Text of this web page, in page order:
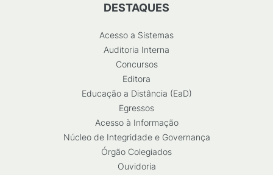
DESTAQUES
Acesso a Sistemas
Auditoria Interna
Concursos
Editora
Educação a Distância (EaD)
Egressos
Acesso à Informação
Núcleo de Integridade e Governança
Órgão Colegiados
Ouvidoria